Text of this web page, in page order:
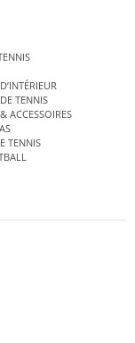
TENNIS
ACCESSOIRES
TENNIS